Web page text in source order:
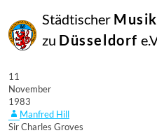
Städtischer
zu Düsseldorf
11
November
1983
Manfred Hill
Sir Charles Groves